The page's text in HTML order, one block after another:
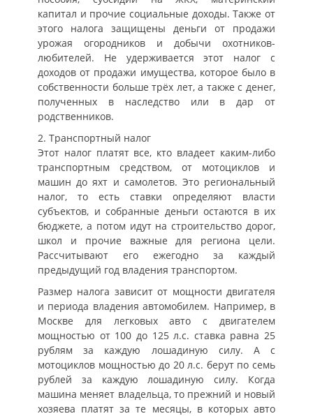
капитал и прочие социальные доходы. Также от
этого налога защищены деньги от продажи
урожая огородников и добычи охотников-
любителей. Не удерживается этот налог с
доходов от продажи имущества, которое было в
собственности больше трёх лет, а также с денег,
полученных в наследство или в дар от
родственников.
2. Транспортный налог
Этот налог платят все, кто владеет каким-либо
транспортным средством, от мотоциклов и
машин до яхт и самолетов. Это региональный
налог, то есть ставки определяют власти
субъектов, и собранные деньги остаются в их
бюджете, а потом идут на строительство дорог,
школ и прочие важные для региона цели.
Рассчитывают его ежегодно за каждый
предыдущий год владения транспортом.
Размер налога зависит от мощности двигателя
и периода владения автомобилем. Например, в
Москве для легковых авто с двигателем
мощностью от 100 до 125 л.с. ставка равна 25
рублям за каждую лошадиную силу. А с
мотоциклов мощностью до 20 л.с. берут по семь
рублей за каждую лошадиную силу. Когда
машина меняет владельца, то прежний и новый
хозяева платят за те месяцы, в которых авто